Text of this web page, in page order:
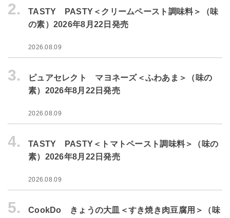
2.
TASTY PASTY＜クリームペースト調味料＞（味
の素）2026年8月22日発売
2026.08.09
3.
ピュアセレクト マヨネーズ＜ふわあま＞（味の
素）2026年8月22日発売
2026.08.09
4.
TASTY PASTY＜トマトペースト調味料＞（味の
素）2026年8月22日発売
2026.08.09
5.
CookDo きょうの大皿＜すき焼き肉豆腐用＞（味